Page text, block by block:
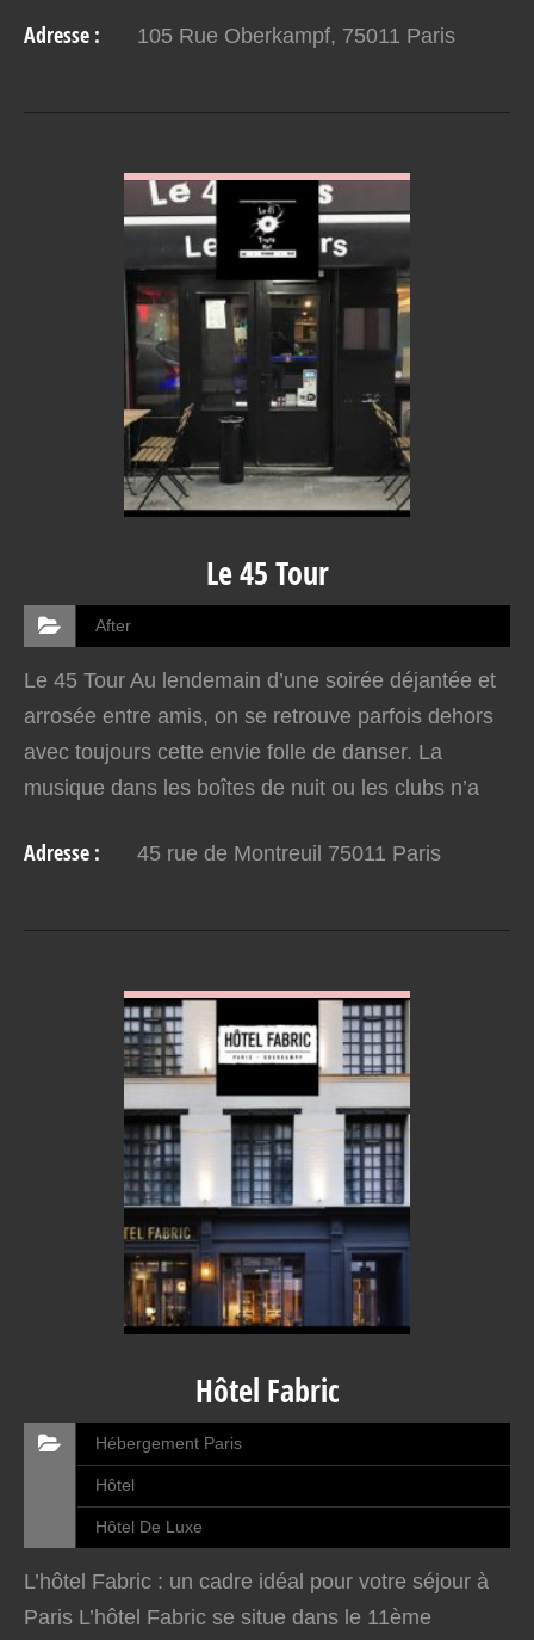
Adresse : 105 Rue Oberkampf, 75011 Paris
Le 45 Tour
After
Le 45 Tour Au lendemain d’une soirée déjantée et
arrosée entre amis, on se retrouve parfois dehors
avec toujours cette envie folle de danser. La
musique dans les boîtes de nuit ou les clubs n’a
Adresse : 45 rue de Montreuil 75011 Paris
Hôtel Fabric
Hébergement Paris
Hôtel
Hôtel De Luxe
L’hôtel Fabric : un cadre idéal pour votre séjour à
Paris L’hôtel Fabric se situe dans le 11ème